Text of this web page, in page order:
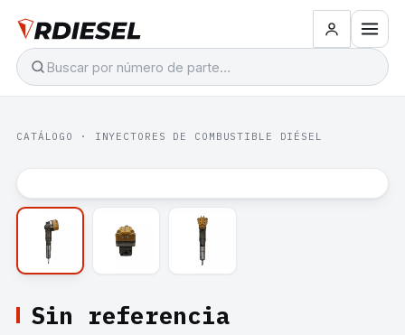
CATÁLOGO · INYECTORES DE COMBUSTIBLE DIÉSEL
Sin referencia